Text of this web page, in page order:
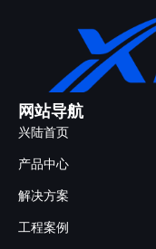
网站导航
兴陆首页
产品中心
解决方案
工程案例